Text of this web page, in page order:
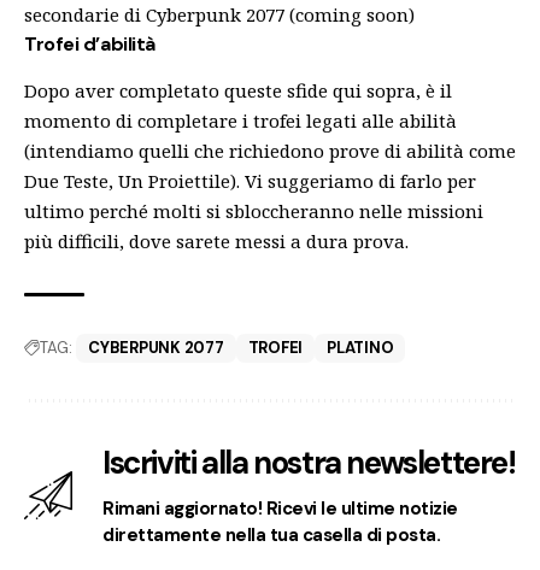
secondarie di Cyberpunk 2077 (coming soon)
Trofei d’abilità
Dopo aver completato queste sfide qui sopra, è il
momento di completare i trofei legati alle abilità
(intendiamo quelli che richiedono prove di abilità come
Due Teste, Un Proiettile). Vi suggeriamo di farlo per
ultimo perché molti si sbloccheranno nelle missioni
più difficili, dove sarete messi a dura prova.
TAG: CYBERPUNK 2077 TROFEI PLATINO
Iscriviti alla nostra newslettere!
Rimani aggiornato! Ricevi le ultime notizie
direttamente nella tua casella di posta.